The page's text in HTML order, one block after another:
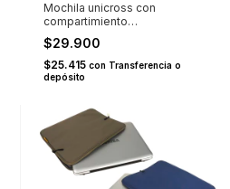
Mochila unicross con
compartimiento
portanotebook 18''
$29.900
$25.415 con Transferencia o
depósito